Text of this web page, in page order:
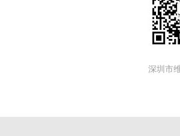
深圳市